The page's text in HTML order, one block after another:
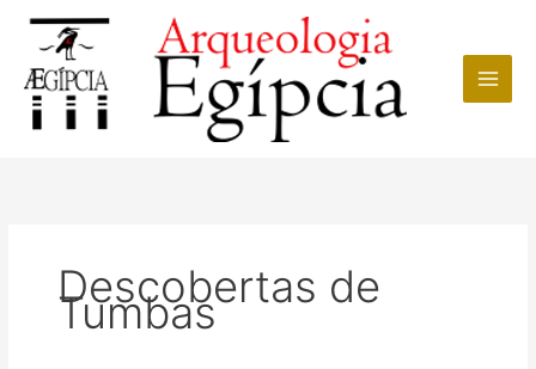
conteúdo
Descobertas de
Tumbas